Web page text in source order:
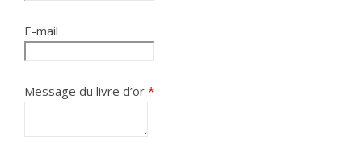
E-mail
Message du livre d’or *